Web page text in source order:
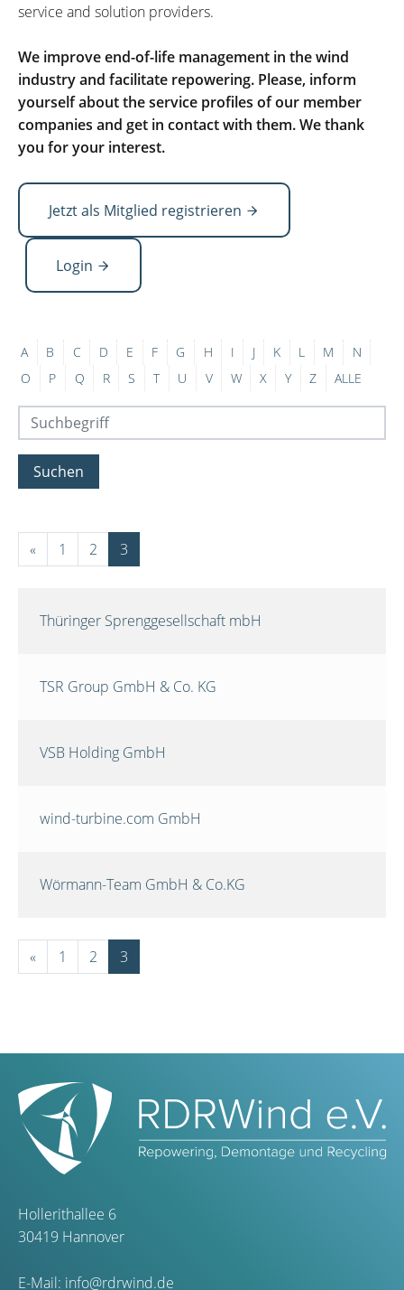
service and solution providers.
We improve end-of-life management in the wind
industry and facilitate repowering. Please, inform
yourself about the service profiles of our member
companies and get in contact with them. We thank
you for your interest.
Jetzt als Mitglied registrieren
Login
A B C D E F G H I J K L M
N
O
P Q R S T U V W X Y Z ALLE
Suchen
« 1 2 3
Thüringer Sprenggesellschaft mbH
TSR Group GmbH & Co. KG
VSB Holding GmbH
wind-turbine.com GmbH
Wörmann-Team GmbH & Co.KG
« 1 2 3
Hollerithallee 6
30419 Hannover
E-Mail: info@rdrwind.de